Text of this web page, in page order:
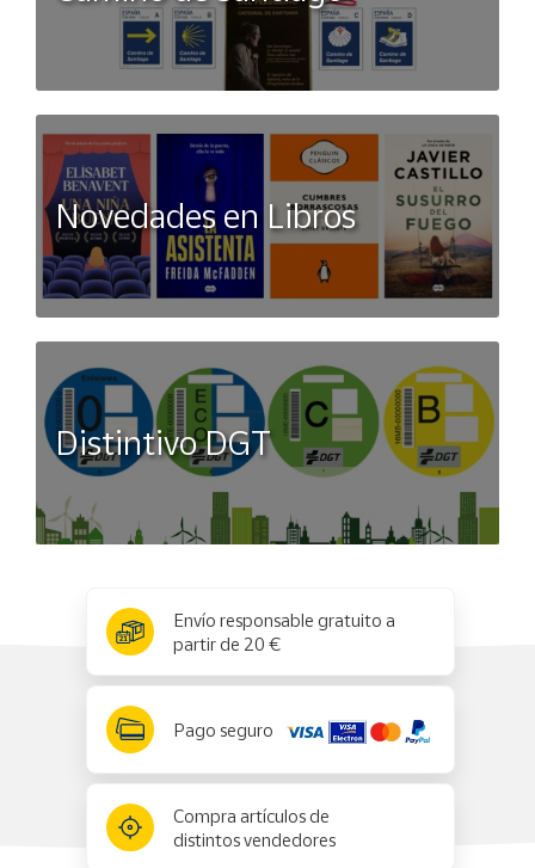
Novedades en Libros
Distintivo DGT
Envío responsable gratuito a
partir de 20 €
Pago seguro
Compra artículos de
distintos vendedores